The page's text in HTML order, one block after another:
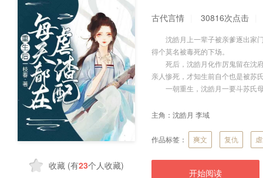
收藏 (有23个人收藏)
古代言情 30816次点击
沈皓月上一辈子被亲爹逐出家门
得个莫名被毒死的下场。
死后，沈皓月化作厉鬼留在沈府
亲人惨死，才知生前自个也是被苏
一朝重生，沈皓月一要斗苏氏母
主角： 沈皓月 李域
作品标签： 爽文 复仇
开始阅读